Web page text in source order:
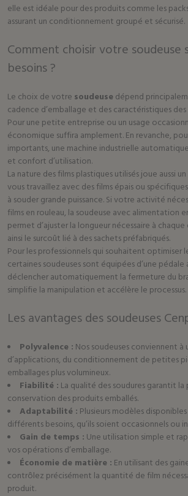
elle est idéale pour des produits comme les
assurant un conditionnement groupé et sécurisé.
Comment choisir votre soudeuse
besoins ?
Le choix de votre soudeusedépend
cadence d’emballage et des caractéristiques
Pour une petite entreprise ou un usage
économique suffira amplement. En revanche,
importants, une machine industrielle
et confort d’utilisation.
La nature des films plastiques utilisés joue aussi
vous travaillez avec des films épais ou
à souder grande puissance. Si votre activité
films en rouleau, la soudeuse avec alimentation
permet d’ajuster la longueur nécessaire à
ainsi le surcoût lié à des sachets préfabriqués.
Pour les professionnels qui souhaitent optimiser
certaines soudeuses sont équipées d’une
déclencher automatiquement la fermeture du
simplifie la manipulation et accélère le processus.
Les avantages des soudeuses
Polyvalence : Nos soudeuses conviennent
d’applications, du conditionnement de petites
emballages plus volumineux.
Fiabilité : La qualité des soudures garantit
conservation des produits emballés.
Adaptabilité : Plusieurs modèles
différents besoins, qu’ils soient occasionnels ou
Gain de temps : Une utilisation simple et
vos opérations d’emballage.
Économie de matière : En utilisant des
contrôlez précisément la quantité de film
produit.